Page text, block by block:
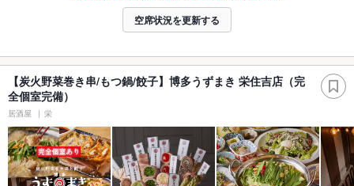
空席状況を更新する
【炭火野菜巻き串/もつ鍋/餃子】博多うずまき 栄住吉店（完
全個室完備）
居酒屋 栄